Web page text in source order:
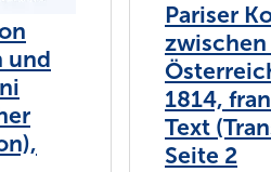
und
Pariser
1814,
Text
Seite 2